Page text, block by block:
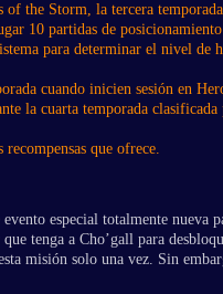
the Storm, la tercera
10 partidas de
para determinar el nivel de
cuando inicien sesión en
la cuarta temporada
que ofrece.
especial totalmente nueva
tenga a Cho’gall para
misión solo una vez. Sin